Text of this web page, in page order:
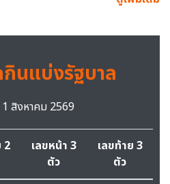
นแบ่งรัฐบาล
1 สิงหาคม 2569
2
เลขหน้า 3
ตัว
เลขท้าย 3
ตัว